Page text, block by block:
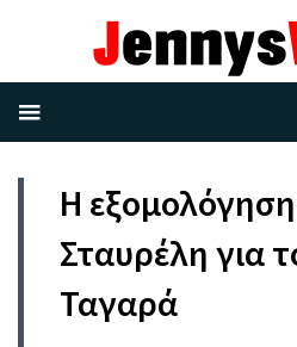
Η
Σταυρέλη για
Ταγαρά